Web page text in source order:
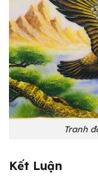
Tranh
Kết Luận